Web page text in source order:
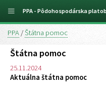
PPA /Štátna pomoc
Štátna pomoc
25.11.2024
Aktuálna štátna pomoc
PPA - Pôdohospodárska